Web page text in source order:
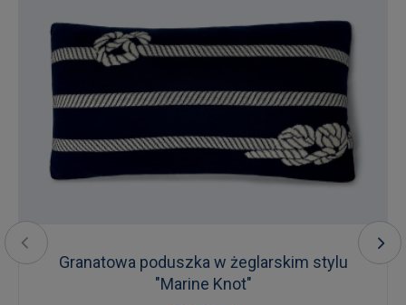
Granatowa poduszka w żeglarskim stylu
"Marine Knot"